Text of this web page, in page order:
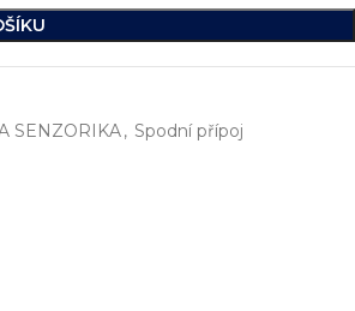
SENZORIKA, Spodní přípoj